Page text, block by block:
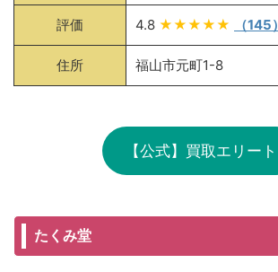
評価 4.8 ★★★★★ （145）
住所 福山市元町1-8
【公式】買取エリート
たくみ堂